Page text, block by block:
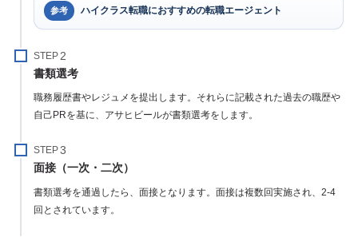
参考 ハイクラス転職におすすめの転職エージェント
STEP
書類選考
職務履歴書やレジュメを提出します。それらに記載された過去の職歴や
自己PRを基に、アサヒビールが書類選考をします。
STEP
面接（一次・二次）
書類選考を通過したら、面接となります。面接は複数回実施され、2-4
回とされています。